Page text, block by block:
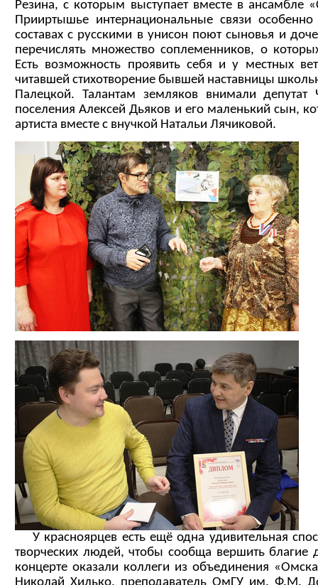
Резина, с которым выступает вместе в
Прииртышье интернациональные связи
составах с русскими в унисон поют сыновья и
перечислять множество соплеменников, о
Есть возможность проявить себя и у местных
читавшей стихотворение бывшей наставницы
Палецкой. Талантам земляков внимали депутат
поселения Алексей Дьяков и его маленький сын,
артиста вместе с внучкой Натальи Лячиковой.
У красноярцев есть ещё одна удивительная
творческих людей, чтобы сообща вершить благие
концерте оказали коллеги из объединения